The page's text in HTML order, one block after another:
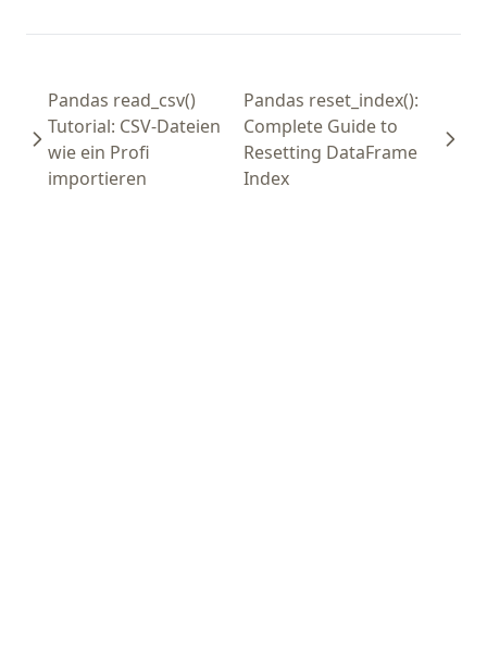
Pandas read_csv()
Tutorial: CSV-Dateien
wie ein Profi
importieren
Pandas reset_index():
Complete Guide to
Resetting DataFrame
Index